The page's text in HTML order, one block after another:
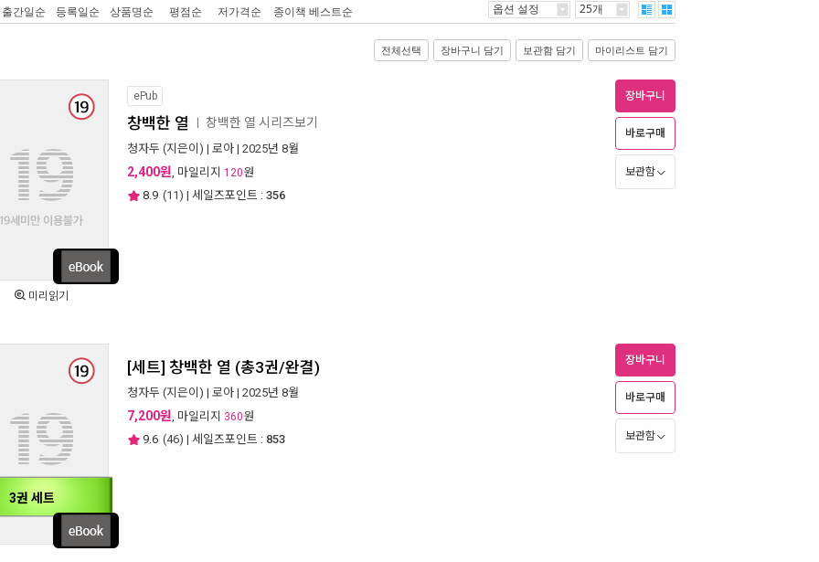
출간일순 등록일순 상품명순 평점순 저가격순 종이책 베스트순 옵션 설정 25개
전체선택 장바구니 담기 보관함 담기 마이리스트 담기
미리읽기
ePub
창백한 열 창백한 열 시리즈보기
청자두 (지은이) | 로아 | 2025년 8월
2,400원, 마일리지 120원
8.9 (11) | 세일즈포인트 : 356
장바구니
바로구매
보관함
3권 세트
[세트] 창백한 열 (총3권/완결)
청자두 (지은이) | 로아 | 2025년 8월
7,200원, 마일리지 360원
9.6 (46) | 세일즈포인트 : 853
장바구니
바로구매
보관함